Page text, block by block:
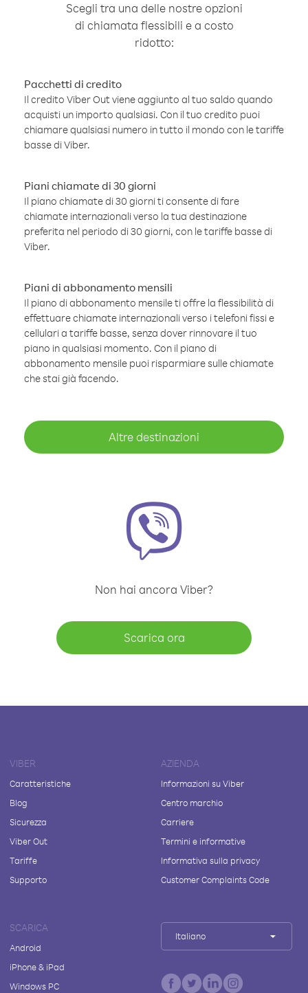
Scegli tra una delle nostre opzioni
di chiamata flessibili e a costo
ridotto:
Pacchetti di credito
Il credito Viber Out viene aggiunto al tuo saldo quando
acquisti un importo qualsiasi. Con il tuo credito puoi
chiamare qualsiasi numero in tutto il mondo con le tariffe
basse di Viber.
Piani chiamate di 30 giorni
Il piano chiamate di 30 giorni ti consente di fare
chiamate internazionali verso la tua destinazione
preferita nel periodo di 30 giorni, con le tariffe basse di
Viber.
Piani di abbonamento mensili
Il piano di abbonamento mensile ti offre la flessibilità di
effettuare chiamate internazionali verso i telefoni fissi e
cellulari a tariffe basse, senza dover rinnovare il tuo
piano in qualsiasi momento. Con il piano di
abbonamento mensile puoi risparmiare sulle chiamate
che stai già facendo.
Altre destinazioni
Non hai ancora Viber?
Scarica ora
VIBER
Caratteristiche
Blog
Sicurezza
Viber Out
Tariffe
Supporto
AZIENDA
Informazioni su Viber
Centro marchio
Carriere
Termini e informative
Informativa sulla privacy
Customer Complaints Code
SCARICA
Android
iPhone & iPad
Windows PC
Italiano